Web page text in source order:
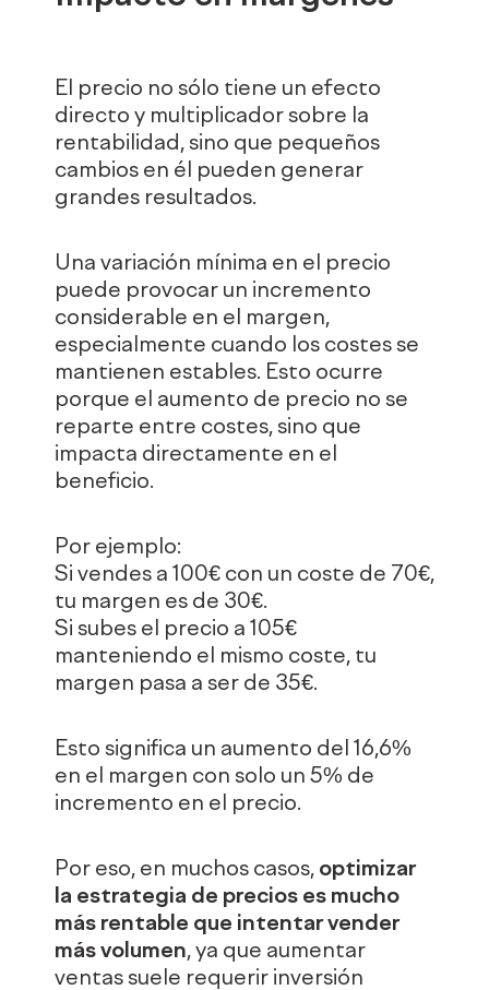
El precio no sólo tiene un efecto
directo y multiplicador sobre la
rentabilidad, sino que pequeños
cambios en él pueden generar
grandes resultados.
Una variación mínima en el precio
puede provocar un incremento
considerable en el margen,
especialmente cuando los costes se
mantienen estables. Esto ocurre
porque el aumento de precio no se
reparte entre costes, sino que
impacta directamente en el
beneficio.
Por ejemplo:
Si vendes a 100€ con un coste de 70€,
tu margen es de 30€.
Si subes el precio a 105€
manteniendo el mismo coste, tu
margen pasa a ser de 35€.
Esto significa un aumento del 16,6%
en el margen con solo un 5% de
incremento en el precio.
Por eso, en muchos casos, optimizar
la estrategia de precios es mucho
más rentable que intentar vender
más volumen, ya que aumentar
ventas suele requerir inversión